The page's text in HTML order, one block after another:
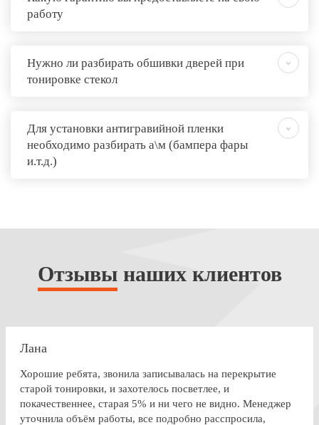
работу
Нужно ли разбирать обшивки дверей при
тонировке стекол
Для установки антигравийной пленки
необходимо разбирать а\м (бампера фары
и.т.д.)
Отзывынаших клиентов
Лана
Хорошие ребята, звонила записывалась на перекрытие
старой тонировки, и захотелось посветлее, и
покачественнее, старая 5% и ни чего не видно. Менеджер
уточнила объём работы, все подробно расспросила,